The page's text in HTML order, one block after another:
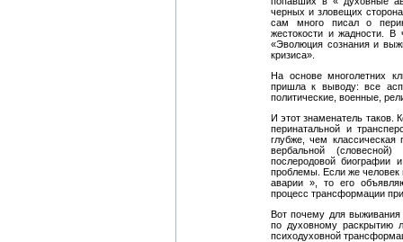
черных и зловещих
сам много писал о
жестокости и жадности. В
«Эволюция сознания и
кризиса».
На основе многолетних
пришла к выводу: все
политические, военные,
И этот знаменатель таков.
перинатальной и
глубже, чем
вербальной
послеродовой биографии
проблемы. Если же человек
аварии », то его
процесс трансформации
Вот почему для выживания
по духовному раскрытию
психодуховной